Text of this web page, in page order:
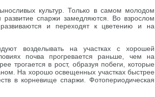
культур. Только в самом молодом
развитие спаржи замедляются. Во взрослом
и переходят к цветению и на
возделывать на участках с хорошей
почва прогревается раньше, чем на
трогается в рост, образуя побеги, которые
На хорошо освещенных участках быстрее
в корневище спаржи. Фотопериодическая